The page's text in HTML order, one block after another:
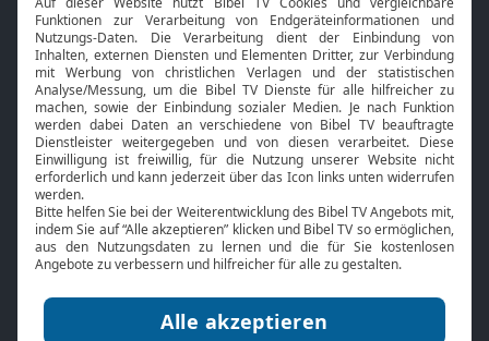
Neuigkeiten
Smart TV
HbbTV
Bibelthek Online-Bibel
Nächster Gottesdienst
Bibel TV
Über uns
Jobs
Mediadaten
Service
Kontakt
TV-Empfang